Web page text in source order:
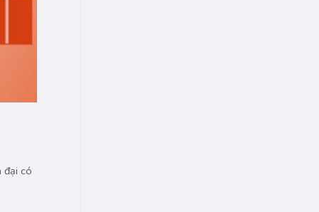
đại có